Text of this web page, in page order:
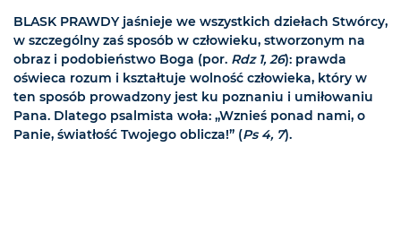
BLASK PRAWDY jaśnieje we wszystkich dziełach Stwórcy,
w szczególny zaś sposób w człowieku, stworzonym na
obraz i podobieństwo Boga (por. Rdz 1, 26): prawda
oświeca rozum i kształtuje wolność człowieka, który w
ten sposób prowadzony jest ku poznaniu i umiłowaniu
Pana. Dlatego psalmista woła: „Wznieś ponad nami, o
Panie, światłość Twojego oblicza!” (Ps 4, 7).